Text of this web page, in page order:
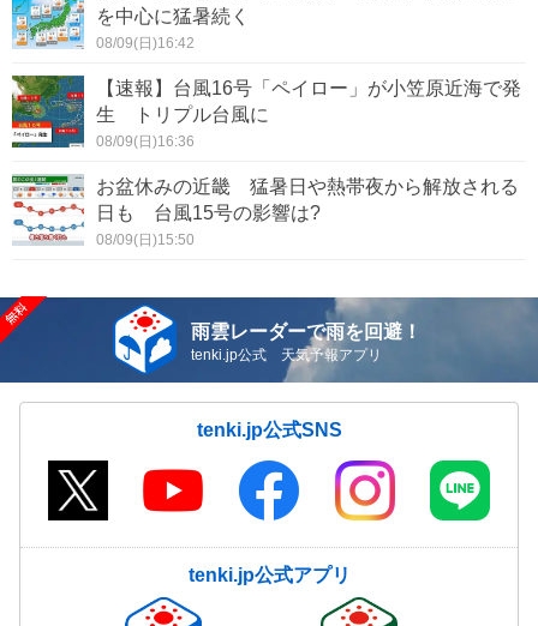
を中心に猛暑続く
08/09(日)16:42
【速報】台風16号「ペイロー」が小笠原近海で発
生 トリプル台風に
08/09(日)16:36
お盆休みの近畿 猛暑日や熱帯夜から解放される
日も 台風15号の影響は?
08/09(日)15:50
雨雲レーダーで雨を回避！
tenki.jp公式 天気予報アプリ
tenki.jp公式SNS
tenki.jp公式アプリ